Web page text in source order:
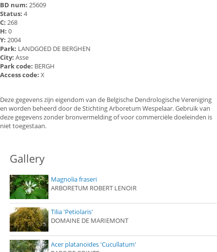
BD num: 25609
Status: 4
C: 268
H: 0
Y: 2004
Park: LANDGOED DE BERGHEN
City: Asse
Park code: BERGH
Access code: X
Deze gegevens zijn eigendom van de Belgische Dendrologische Vereniging
en worden beheerd door de Stichting Arboretum Wespelaar. Gebruik van
deze gegevens zonder bronvermelding of voor commerciële doeleinden is
niet toegestaan.
Gallery
Magnolia fraseri
ARBORETUM ROBERT LENOIR
Tilia 'Petiolaris'
DOMAINE DE MARIEMONT
Acer platanoides 'Cucullatum'